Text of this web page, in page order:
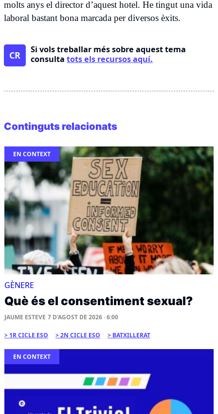
molts anys el director d’aquest hotel. He tingut una vida
laboral bastant bona marcada per diversos èxits.
CR
Si vols treballar més sobre aquest tema
consulta tots els recursos aquí.
Continguts relacionats
EN CONTEXT
GÈNERE
Què és el consentiment sexual?
JAUME ESTEVE 7 D'AGOST DE 2026 · 6:00
1R CICLE ESO 2N CICLE ESO BATXILLERAT
EN CONTEXT